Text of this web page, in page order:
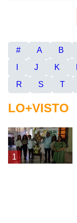
# A B
J K
R
S T
LO+VISTO
1